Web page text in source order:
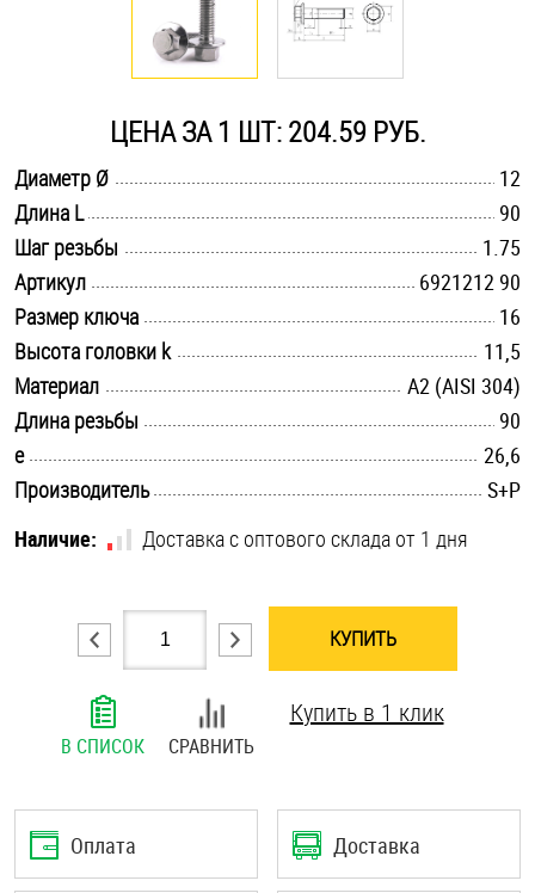
Саморезы и шурупы
Стопорные кольца
Такелаж
Хомуты
Шайбы
Шпильки
Шплинты
Штифты и пальцы
ЦЕНА ЗА 1 ШТ: 204.59 РУБ.
Диаметр Ø
12
Длина L
90
Шаг резьбы
1.75
Артикул
6921212 90
Размер ключа
16
Высота головки k
11,5
Материал
А2 (AISI 304)
Длина резьбы
90
e
26,6
Производитель
S+P
Наличие:
Доставка с оптового склада от 1 дня
КУПИТЬ
В СПИСОК СРАВНИТЬ
Купить в 1 клик
Оплата Доставка